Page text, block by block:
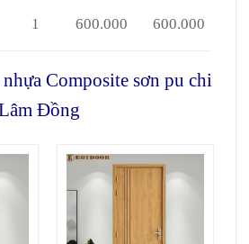
1 600.000 600.000
Composite sơn pu chi
Đồng